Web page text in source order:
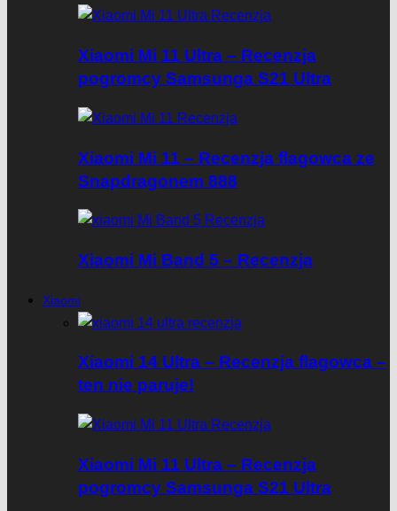
Xiaomi Mi 11 Ultra – Recenzja
pogromcy Samsunga S21 Ultra
Xiaomi Mi 11 – Recenzja flagowca ze
Snapdragonem 888
Xiaomi Mi Band 5 – Recenzja
Xiaomi
Xiaomi 14 Ultra – Recenzja flagowca –
ten nie paruje!
Xiaomi Mi 11 Ultra – Recenzja
pogromcy Samsunga S21 Ultra